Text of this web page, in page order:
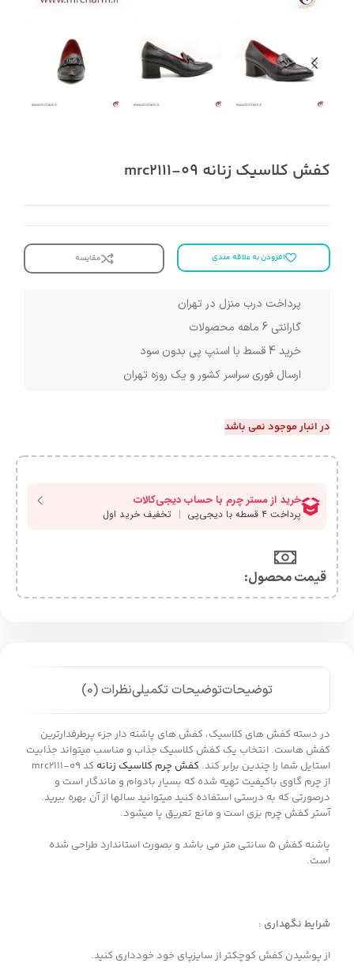
کفش کلاسیک زنانه mrc2111-09
افزودن به علاقه مندی مقایسه
پرداخت درب منزل در تهران
گارانتی 6 ماهه محصولات
خرید 4 قسط با اسنپ پی بدون سود
ارسال فوری سراسر کشور و یک روزه تهران
در انبار موجود نمی باشد
قیمت محصول:​
توضیحاتتوضیحات تکمیلینظرات (0)
در دسته کفش های کلاسیک، کفش های پاشنه دار جزء پرطرفدارترین
کفش هاست. انتخاب یک کفش کلاسیک جذاب و مناسب میتواند جذابیت
استایل شما را چندین برابر کند. کفش چرم کلاسیک زنانه
کد mrc2111-09
از چرم گاوی باکیفیت تهیه شده که بسیار بادوام و ماندگار است و
درصورتی که به درستی استفاده کنید میتوانید سالها از آن بهره ببرید.
آستر کفش چرم بزی است و مانع تعریق پا میشود.
پاشنه کفش 5 سانتی متر می باشد و بصورت استاندارد طراحی شده
است.
شرایط نگهداری :
از پوشیدن کفش کوچکتر از سایزپای خود خودداری کنید.